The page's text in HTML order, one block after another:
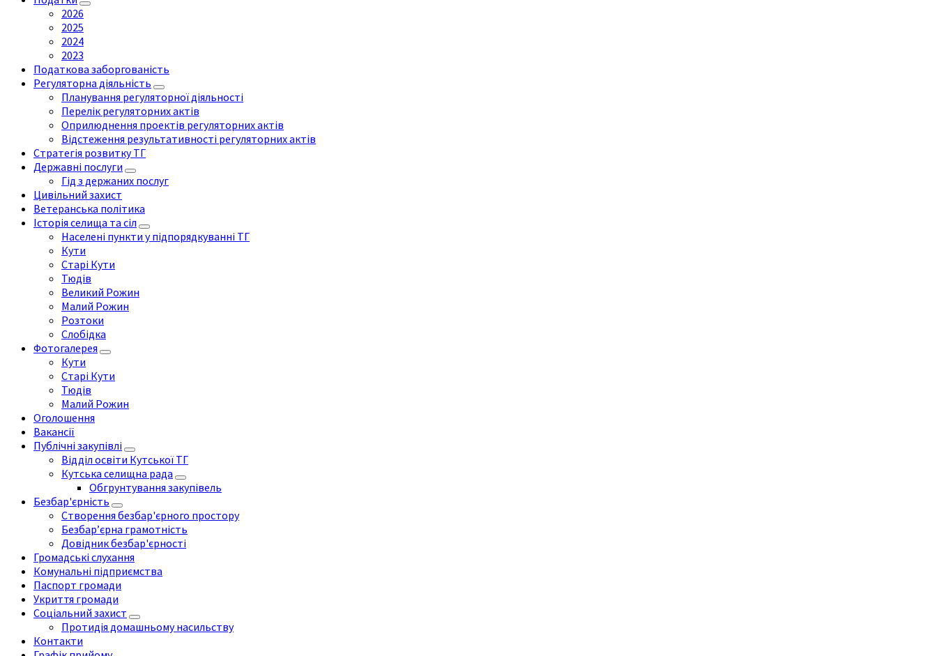
2026
2025
2024
2023
Податкова заборгованість
Регуляторна діяльність
Планування регуляторної діяльності
Перелік регуляторних актів
Оприлюднення проектів регуляторних актів
Відстеження результативності регуляторних актів
Стратегія розвитку ТГ
Державні послуги
Гід з держаних послуг
Цивільний захист
Ветеранська політика
Історія селища та сіл
Населені пункти у підпорядкуванні ТГ
Кути
Старі Кути
Тюдів
Великий Рожин
Малий Рожин
Розтоки
Слобідка
Фотогалерея
Кути
Старі Кути
Тюдів
Малий Рожин
Оголошення
Вакансії
Публічні закупівлі
Відділ освіти Кутської ТГ
Кутська селищна рада
Обгрунтування закупівель
Безбар'єрність
Створення безбар'єрного простору
Безбар’єрна грамотність
Довідник безбар'єрності
Громадські слухання
Комунальні підприємства
Паспорт громади
Укриття громади
Соціальний захист
Протидія домашньому насильству
Контакти